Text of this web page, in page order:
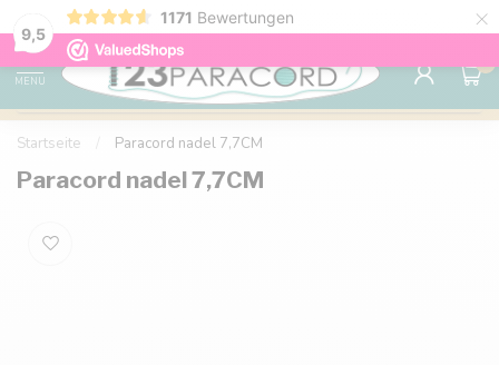
9,5
1171 Bewertungen ×
Sparen Sie mit Ihrem Konto und sichern Sie sich
Rabatte.
MENU
0
Startseite Paracord nadel 7,7CM
Paracord nadel 7,7CM